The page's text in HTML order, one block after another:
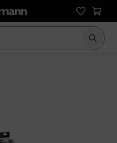
Suche
aus 8 Kundenbewertungen